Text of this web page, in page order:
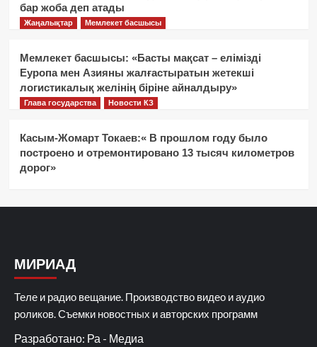
бар жоба деп атады
Жаңалықтар Мемлекет басшысы
Мемлекет басшысы: «Басты мақсат – елімізді
Еуропа мен Азияны жалғастыратын жетекші
логистикалық желінің біріне айналдыру»
Глава государства Новости КЗ
Касым-Жомарт Токаев:« В прошлом году было
построено и отремонтировано 13 тысяч километров
дорог»
МИРИАД
Теле и радио вещание. Производство видео и аудио
роликов. Съемки новостных и авторских программ
Разработано: Ра - Медиа